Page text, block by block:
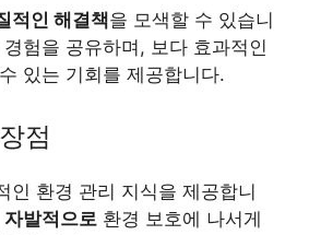
적인 해결책을 모색할 수 있습니
험을 공유하며, 보다 효과적인
있는 기회를 제공합니다.
점
인 환경 관리 지식을 제공합니
자발적으로 환경 보호에 나서게